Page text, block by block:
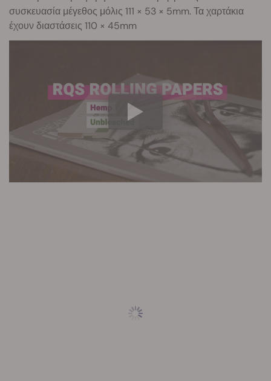
συσκευασία μέγεθος μόλις 111 × 53 × 5mm. Τα χαρτάκια
έχουν διαστάσεις 110 × 45mm